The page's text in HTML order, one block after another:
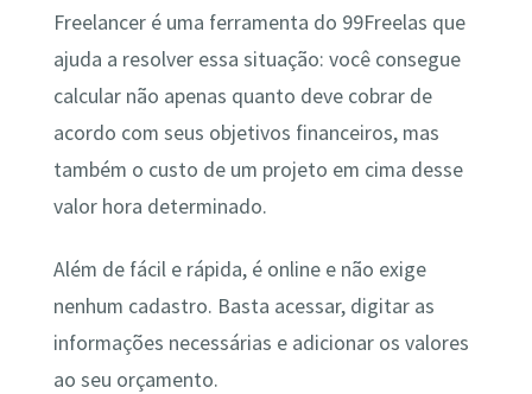
Freelancer é uma ferramenta do 99Freelas que
ajuda a resolver essa situação: você consegue
calcular não apenas quanto deve cobrar de
acordo com seus objetivos financeiros, mas
também o custo de um projeto em cima desse
valor hora determinado.
Além de fácil e rápida, é online e não exige
nenhum cadastro. Basta acessar, digitar as
informações necessárias e adicionar os valores
ao seu orçamento.